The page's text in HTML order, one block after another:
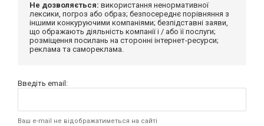
Не дозволяється: використання ненормативної
лексики, погроз або образ; безпосереднє порівняння з
іншими конкуруючими компаніями; безпідставні заяви,
що ображають діяльність компанії і / або її послуги;
розміщення посилань на сторонні інтернет-ресурси;
реклама та самореклама.
Введіть email:
Ваш e-mail не відображатиметься на сайті